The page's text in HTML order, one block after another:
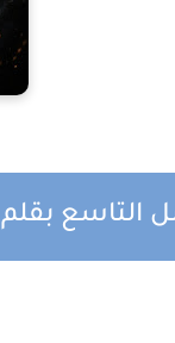
التاسع